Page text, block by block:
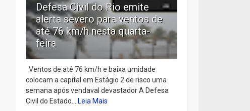
Defesa Civil do Rio emite
alerta severo para ventos de
até 76 km/h nesta quarta-
feira
Ventos de até 76 km/h e baixa umidade
colocam a capital em Estágio 2 de risco uma
semana após vendaval devastador A Defesa
Civil do Estado...Leia Mais